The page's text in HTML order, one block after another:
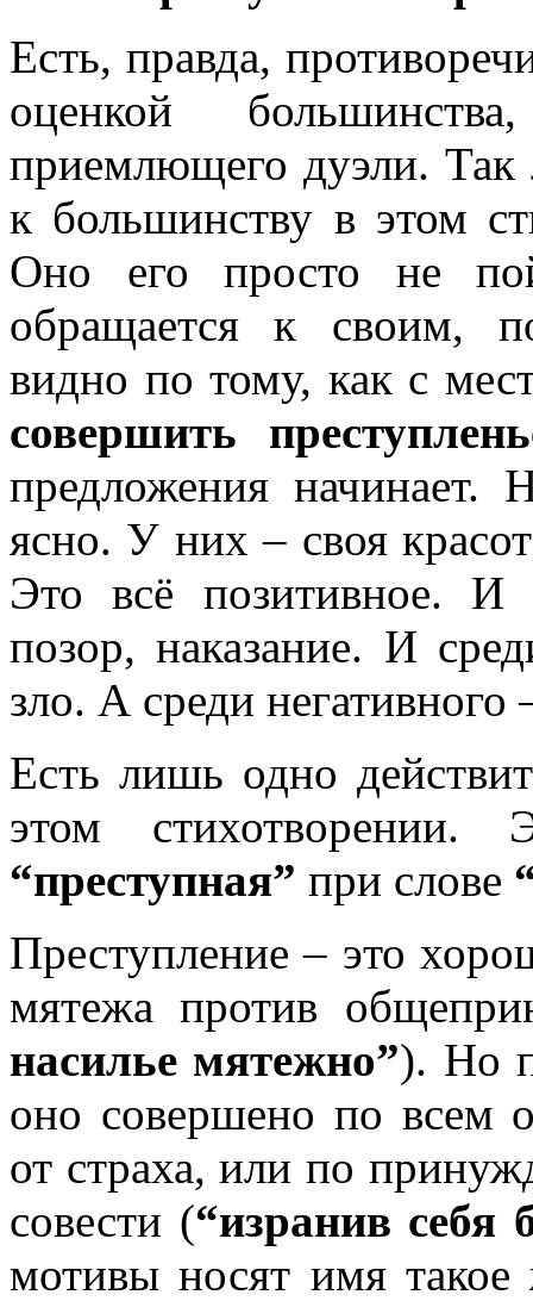
Есть, правда,
оценкой
приемлющего дуэли. Так
к большинству в этом
Оно его просто не
обращается к своим,
видно по тому, как с
совершить
предложения
ясно. У них – своя
Это всё позитивное. И
позор, наказание. И
зло. А среди негативного
Есть лишь одно
этом
“преступная” при слове
Преступление – это
мятежа против
насилье мятежно”). Но
оно совершено по всем
от страха, или по
совести (“изранив себя
мотивы носят имя такое